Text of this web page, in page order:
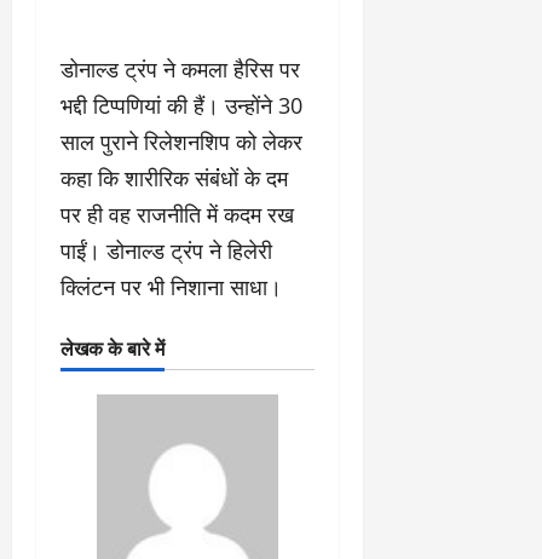
डोनाल्ड ट्रंप ने कमला हैरिस पर
भद्दी टिप्पणियां की हैं। उन्होंने 30
साल पुराने रिलेशनशिप को लेकर
कहा कि शारीरिक संबंंधों के दम
पर ही वह राजनीति में कदम रख
पाईं। डोनाल्ड ट्रंप ने हिलेरी
क्लिंटन पर भी निशाना साधा।
लेखक के बारे में